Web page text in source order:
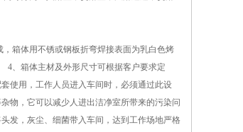
体用不锈或钢板折弯焊接表面为乳白色烤
箱体主材及外形尺寸可根据客户要求定
用，工作人员进入车间时，必须通过此设
物，它可以减少人进出洁净室所带来的污染问
发，灰尘、细菌带入车间，达到工作场地严格